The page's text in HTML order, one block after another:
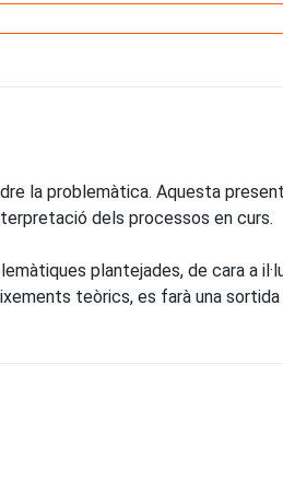
la problemàtica. Aquesta
dels processos en curs.
plantejades, de cara a
teòrics, es farà una sortida